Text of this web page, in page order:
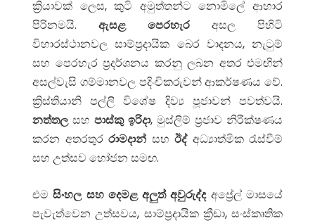
ක්‍රියාවක් ලෙස, කුටි අමුත්තන්ට නොමිලේ ආහාර
පිරිනමයි. ඇසළ පෙරහැර අසල පිහිටි
විහාරස්ථානවල සාම්ප්‍රදායික බෙර වාදනය, නැටුම්
සහ පෙරහැර ප්‍රදර්ශනය කරනු ලබන අතර එමඟින්
අසල්වැසි ගම්මානවල පදිංචිකරුවන් ආකර්ෂණය වේ.
ක්‍රිස්තියානි පල්ලි විශේෂ දිව්‍ය පූජාවන් පවත්වයි.
නත්තලසහ පාස්කු ඉරිදා, මුස්ලිම් ප්‍රජාව නිරීක්ෂණය
කරන අතරතුර රාමදාන් සහ ඊද්අධ්‍යාත්මික රැස්වීම්
සහ උත්සව භෝජන සමඟ.
එමසිංහල සහ දෙමළ අලුත් අවුරුද්දඅප්‍රේල් මාසයේ
පැවැත්වෙන උත්සවය, සාම්ප්‍රදායික ක්‍රීඩා, සංස්කෘතික